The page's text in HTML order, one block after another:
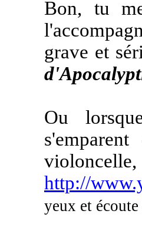
Bon, tu
grave et
Ou
http://
yeux et